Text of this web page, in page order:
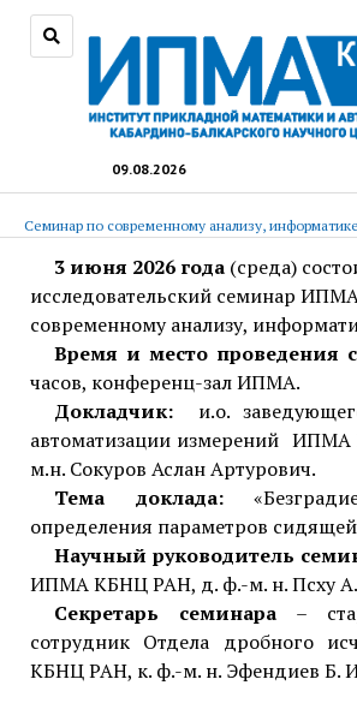
09.08.2026
Семинар по современному анализу,
3 июня 2026 года(среда)
исследовательский семинар
современному анализу,
Время и место проведения
часов, конференц-зал ИПМА.
Докладчик:
и.о.
автоматизации измерений
м.н. Сокуров Аслан Артурович.
Тема доклада:
определения параметров
Научный руководитель
ИПМА КБНЦ РАН, д. ф.-м. н. Псху
Секретарь семинара–
сотрудник Отдела дробного
КБНЦ РАН, к. ф.-м. н. Эфендиев Б.